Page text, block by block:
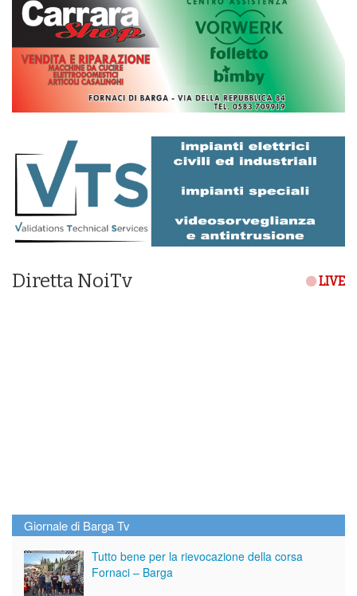
Diretta NoiTv LIVE
Giornale di Barga Tv
Tutto bene per la rievocazione della corsa
Fornaci – Barga